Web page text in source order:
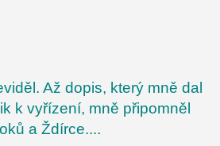
Až dopis, který mně dal
k vyřízení, mně připomněl
a Ždírce....